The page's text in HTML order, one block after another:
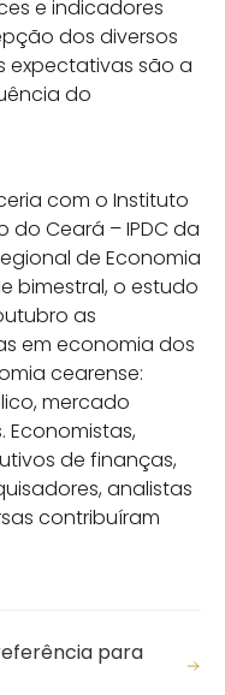
e indicadores
dos diversos
expectativas são a
do
com o Instituto
do Ceará – IPDC da
de Economia
bimestral, o estudo
as
em economia dos
cearense:
mercado
Economistas,
de finanças,
analistas
contribuíram
para